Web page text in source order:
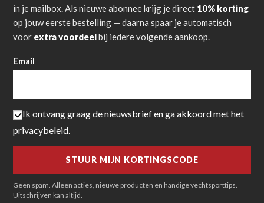
in je mailbox. Als nieuwe abonnee krijg je direct 10% korting
op jouw eerste bestelling — daarna spaar je automatisch
voor extra voordeelbij iedere volgende aankoop.
Email
Ik ontvang graag de nieuwsbrief en ga akkoord met het
privacybeleid
Geen spam. Alleen acties, nieuwe producten en handige vechtsporttips.
Uitschrijven kan altijd.